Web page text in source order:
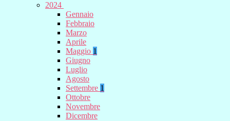
2024
Gennaio
Febbraio
Marzo
Aprile
Maggio 1
Giugno
Luglio
Agosto
Settembre 1
Ottobre
Novembre
Dicembre